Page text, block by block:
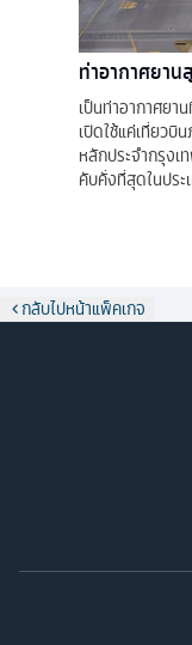
ท่าอากาศยา
เป็นท่าอากาศย
เปิดใช้แค่เที่ยวบิ
หลักประจำกรุงเ
คับคั่งที่สุดในประ
กลับไปหน้าแพ็คเกจ